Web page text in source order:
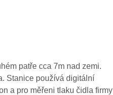
patře cca 7m nad zemi.
Stanice používá digitální
a pro měřeni tlaku čidla firmy